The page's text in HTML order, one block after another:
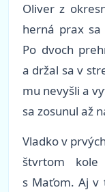
Oliver z
herná prax
Po dvoch
a držal sa v
mu nevyšli a
sa zosunul až
Vladko v
štvrtom
s Maťom. Aj v